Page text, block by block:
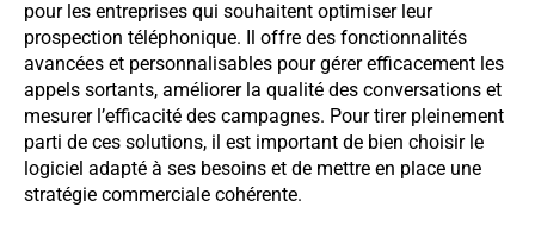
pour les entreprises qui souhaitent optimiser leur
prospection téléphonique. Il offre des fonctionnalités
avancées et personnalisables pour gérer efficacement les
appels sortants, améliorer la qualité des conversations et
mesurer l’efficacité des campagnes. Pour tirer pleinement
parti de ces solutions, il est important de bien choisir le
logiciel adapté à ses besoins et de mettre en place une
stratégie commerciale cohérente.